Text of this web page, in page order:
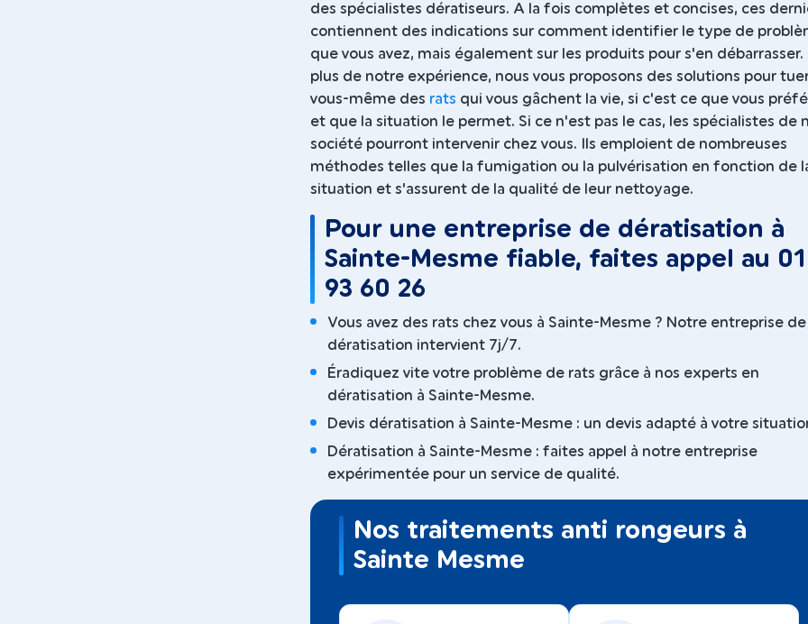
des spécialistes dératiseurs. A la fois complètes et concises, ces
contiennent des indications sur comment identifier le type de
que vous avez, mais également sur les produits pour s'en débarrasser.
plus de notre expérience, nous vous proposons des solutions pour
vous-même des rats qui vous gâchent la vie, si c'est ce que vous
et que la situation le permet. Si ce n'est pas le cas, les spécialistes de
société pourront intervenir chez vous. Ils emploient de nombreuses
méthodes telles que la fumigation ou la pulvérisation en fonction de
situation et s'assurent de la qualité de leur nettoyage.
Pour une entreprise de dératisation à
Sainte-Mesme fiable, faites appel au
93 60 26
Vous avez des rats chez vous à Sainte-Mesme ? Notre entreprise de
dératisation intervient 7j/7.
Éradiquez vite votre problème de rats grâce à nos experts en
dératisation à Sainte-Mesme.
Devis dératisation à Sainte-Mesme : un devis adapté à votre
Dératisation à Sainte-Mesme : faites appel à notre entreprise
expérimentée pour un service de qualité.
Nos traitements anti rongeurs à
Sainte Mesme